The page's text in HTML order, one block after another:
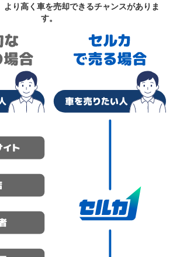
より高く車を売却できるチャンスがありま
す。